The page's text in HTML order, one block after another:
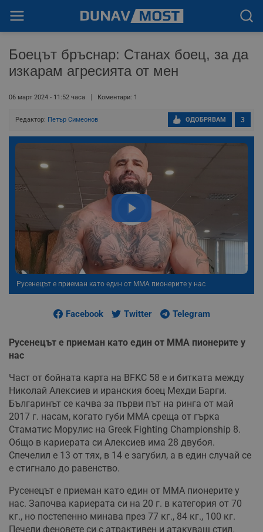
Боецът бръснар: Станах боец, за да
изкарам агресията от мен
06 март 2024 - 11:52 часа Коментари: 1
Редактор: Петър Симеонов 3
ОДОБРЯВАМ
Русенецът е приеман като един от ММА пионерите у нас
Facebook Twitter Telegram
Русенецът е приеман като един от ММА пионерите у
нас
Част от бойната карта на BFKC 58 е и битката между
Николай Алексиев и иранския боец Мехди Барги.
Българинът се качва за първи път на ринга от май
2017 г. насам, когато губи ММА среща от гърка
Стаматис Морулис на Greek Fighting Championship 8.
Общо в кариерата си Алексиев има 28 двубоя.
Спечелил е 13 от тях, в 14 е загубил, а в един случай се
е стигнало до равенство.
Русенецът е приеман като един от ММА пионерите у
нас. Започва кариерата си на 20 г. в категория от 70
кг., но постепенно минава през 77 кг., 84 кг., 100 кг.
Печели феновете си с атрактивен и атакуващ стил.